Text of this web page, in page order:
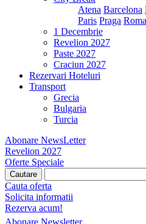
Atena Barcelona
Paris Praga Roma
1 Decembrie
Revelion 2027
Paste 2027
Craciun 2027
Rezervari Hoteluri
Transport
Grecia
Bulgaria
Turcia
Abonare NewsLetter
Revelion 2027
Oferte Speciale
Cauta oferta
Solicita informatii
Rezerva acum!
Abonare Newsletter